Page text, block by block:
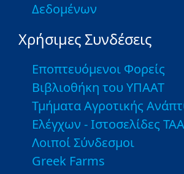
Δεδομένων
Χρήσιμες Συνδέσεις
Εποπτευόμενοι Φορείς
Βιβλιοθήκη του ΥΠΑΑΤ
Τμήματα Αγροτικής
Ελέγχων - Ιστοσελίδες
Λοιποί Σύνδεσμοι
Greek Farms